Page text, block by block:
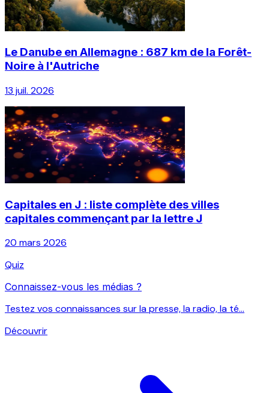
Le Danube en Allemagne : 687 km de la Forêt-
Noire à l'Autriche
13 juil. 2026
Capitales en J : liste complète des villes
capitales commençant par la lettre J
20 mars 2026
Quiz
Connaissez-vous les médias ?
Testez vos connaissances sur la presse, la radio, la té...
Découvrir